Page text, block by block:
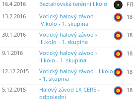
16.4.2016
Beztahovská terénní I.kolo
13.2.2016
Votický halový závod -
IV.kolo - 1. skupina
30.1.2016
Votický halový závod -
III.kolo - 1. skupina
9.1.2016
Votický halový závod -
II.kolo - 1. skupina
12.12.2015
Votický halový závod - I.kolo
- 1. skupina
5.12.2015
Halový závod LK CERE -
odpolední